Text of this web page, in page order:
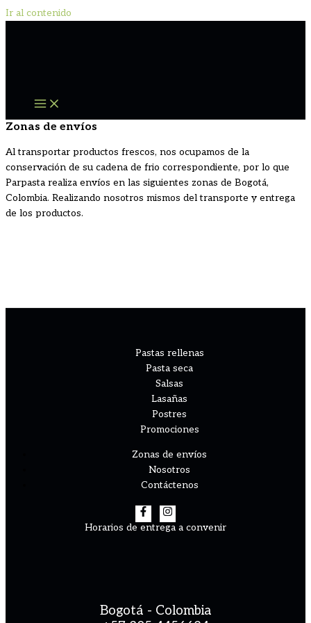
Ir al contenido
Zonas de envíos
Al transportar productos frescos, nos ocupamos de la
conservación de su cadena de frio correspondiente, por lo que
Parpasta realiza envíos en las siguientes zonas de Bogotá,
Colombia. Realizando nosotros mismos del transporte y entrega
de los productos.
Pastas rellenas
Pasta seca
Salsas
Lasañas
Postres
Promociones
Zonas de envíos
Nosotros
Contáctenos
Horarios de entrega a convenir
Bogotá - Colombia